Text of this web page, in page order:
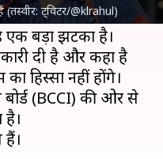
ट्विटर/@klrahul)
एक बड़ा झटका है।
दी है और कहा है
हिस्सा नहीं होंगे।
बोर्ड (BCCI) की ओर से